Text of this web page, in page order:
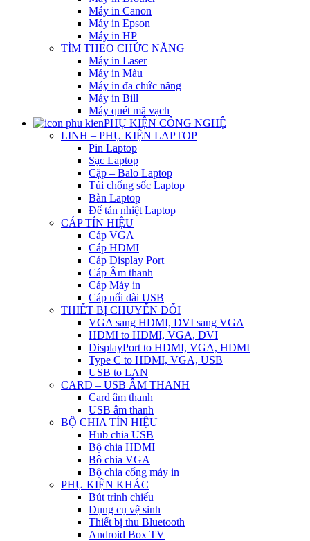
Máy in Canon
Máy in Epson
Máy in HP
TÌM THEO CHỨC NĂNG
Máy in Laser
Máy in Màu
Máy in đa chức năng
Máy in Bill
Máy quét mã vạch
PHỤ KIỆN CÔNG NGHỆ
LINH – PHỤ KIỆN LAPTOP
Pin Laptop
Sạc Laptop
Cặp – Balo Laptop
Túi chống sốc Laptop
Bàn Laptop
Đế tản nhiệt Laptop
CÁP TÍN HIỆU
Cáp VGA
Cáp HDMI
Cáp Display Port
Cáp Âm thanh
Cáp Máy in
Cáp nối dài USB
THIẾT BỊ CHUYỂN ĐỔI
VGA sang HDMI, DVI sang VGA
HDMI to HDMI, VGA, DVI
DisplayPort to HDMI, VGA, HDMI
Type C to HDMI, VGA, USB
USB to LAN
CARD – USB ÂM THANH
Card âm thanh
USB âm thanh
BỘ CHIA TÍN HIỆU
Hub chia USB
Bộ chia HDMI
Bộ chia VGA
Bộ chia cổng máy in
PHỤ KIỆN KHÁC
Bút trình chiếu
Dụng cụ vệ sinh
Thiết bị thu Bluetooth
Android Box TV